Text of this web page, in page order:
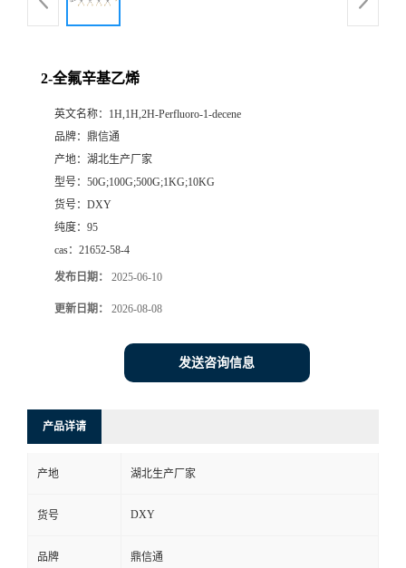
2-全氟辛基乙烯
英文名称： 1H,1H,2H-Perfluoro-1-decene
品牌： 鼎信通
产地： 湖北生产厂家
型号： 50G;100G;500G;1KG;10KG
货号： DXY
纯度： 95
cas： 21652-58-4
发布日期： 2025-06-10
更新日期： 2026-08-08
发送咨询信息
产品详请
产地 湖北生产厂家
货号 DXY
品牌 鼎信通